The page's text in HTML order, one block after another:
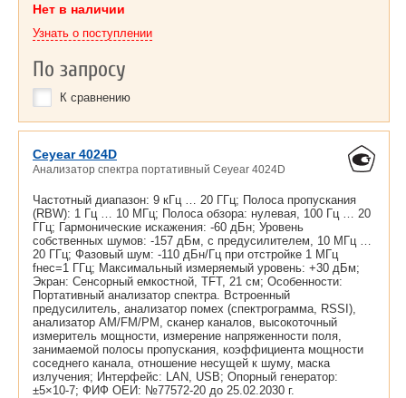
Нет в наличии
Узнать о поступлении
По запросу
К сравнению
Ceyear 4024D
Анализатор спектра портативный Ceyear 4024D
Частотный диапазон: 9 кГц … 20 ГГц; Полоса пропускания
(RBW): 1 Гц … 10 МГц; Полоса обзора: нулевая, 100 Гц … 20
ГГц; Гармонические искажения: -60 дБн; Уровень
собственных шумов: -157 дБм, с предусилителем, 10 МГц …
20 ГГц; Фазовый шум: -110 дБн/Гц при отстройке 1 МГц
fнес=1 ГГц; Максимальный измеряемый уровень: +30 дБм;
Экран: Сенсорный емкостной, TFT, 21 см; Особенности:
Портативный анализатор спектра. Встроенный
предусилитель, анализатор помех (спектрограмма, RSSI),
анализатор AM/FM/PM, сканер каналов, высокоточный
измеритель мощности, измерение напряженности поля,
занимаемой полосы пропускания, коэффициента мощности
соседнего канала, отношение несущей к шуму, маска
излучения; Интерфейс: LAN, USB; Опорный генератор:
±5×10-7; ФИФ ОЕИ: №77572-20 до 25.02.2030 г.